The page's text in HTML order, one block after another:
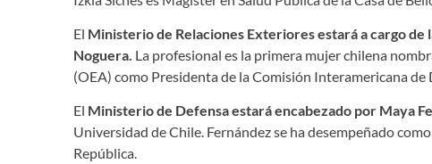
El Ministerio de Relaciones Exteriores estará a cargo
Noguera. La profesional es la primera mujer chilena
(OEA) como Presidenta de la Comisión Interamericana
El Ministerio de Defensa estará encabezado por Maya
Universidad de Chile. Fernández se ha desempeñado
República.